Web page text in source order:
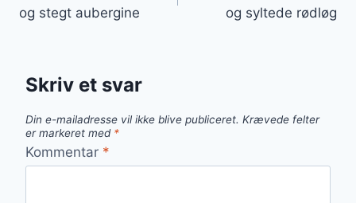
og stegt aubergine
og syltede rødløg
Skriv et svar
Din e-mailadresse vil ikke blive publiceret. Krævede felter
er markeret med *
Kommentar *